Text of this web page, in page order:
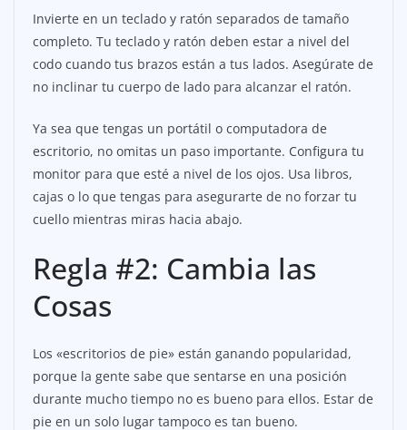
Invierte en un teclado y ratón separados de tamaño
completo. Tu teclado y ratón deben estar a nivel del
codo cuando tus brazos están a tus lados. Asegúrate de
no inclinar tu cuerpo de lado para alcanzar el ratón.
Ya sea que tengas un portátil o computadora de
escritorio, no omitas un paso importante. Configura tu
monitor para que esté a nivel de los ojos. Usa libros,
cajas o lo que tengas para asegurarte de no forzar tu
cuello mientras miras hacia abajo.
Regla #2: Cambia las
Cosas
Los «escritorios de pie» están ganando popularidad,
porque la gente sabe que sentarse en una posición
durante mucho tiempo no es bueno para ellos. Estar de
pie en un solo lugar tampoco es tan bueno.